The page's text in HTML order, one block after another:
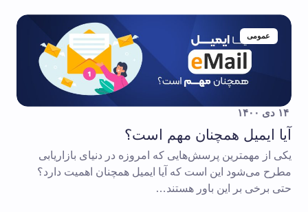
عمومی
۱۴ دی ۱۴۰۰
آیا ایمیل همچنان مهم است؟
یکی از مهمترین پرسش‌هایی که امروزه در دنیای بازاریابی
مطرح می‌شود این است که آیا ایمیل همچنان اهمیت دارد؟
حتی برخی بر این باور هستند…